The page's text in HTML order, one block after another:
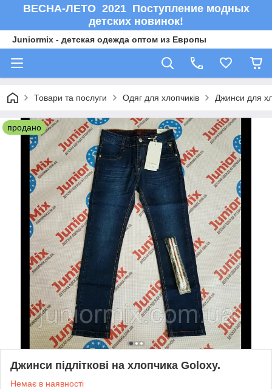
ВЕСНА-ЛЕТО 2021 Поступление модных
детских новинок!
Juniormix - детская одежда оптом из Европы
Товари та послуги Одяг для хлопчиків Джинси для
продано
Джинси підліткові на хлопчика Goloxy.
Немає в наявності